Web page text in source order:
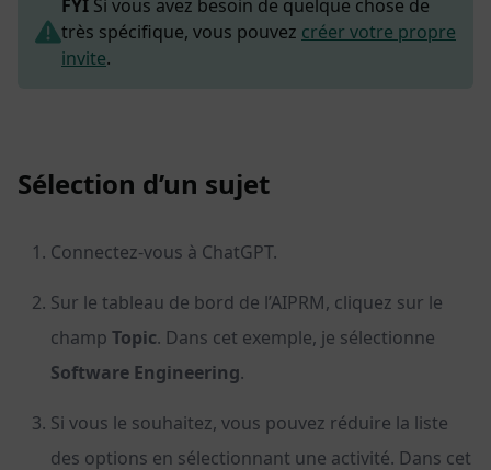
FYI Si vous avez besoin de quelque chose de
très spécifique, vous pouvez créer votre propre
invite.
Sélection d’un sujet
Connectez-vous à ChatGPT.
Sur le tableau de bord de l’AIPRM, cliquez sur le
champ Topic. Dans cet exemple, je sélectionne
Software Engineering.
Si vous le souhaitez, vous pouvez réduire la liste
des options en sélectionnant une activité. Dans cet